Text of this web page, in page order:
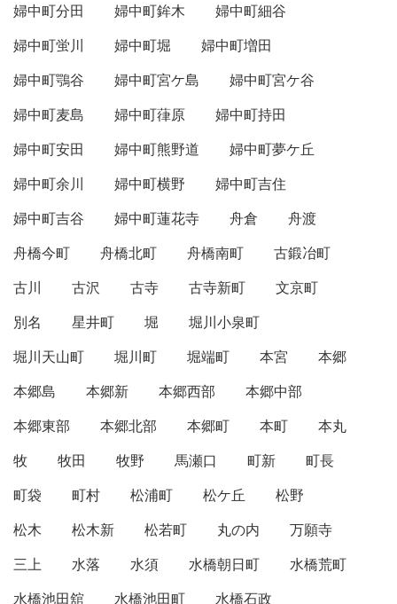
婦中町分田
婦中町鉾木
婦中町細谷
婦中町蛍川
婦中町堀
婦中町増田
婦中町鶚谷
婦中町宮ケ島
婦中町宮ケ谷
婦中町麦島
婦中町葎原
婦中町持田
婦中町安田
婦中町熊野道
婦中町夢ケ丘
婦中町余川
婦中町横野
婦中町吉住
婦中町吉谷
婦中町蓮花寺 舟倉
舟渡
舟橋今町
舟橋北町 舟橋南町
古鍛冶町
古川
古沢 古寺 古寺新町
文京町
別名
星井町 堀
堀川小泉町
堀川天山町
堀川町 堀端町 本宮
本郷
本郷島
本郷新 本郷西部
本郷中部
本郷東部
本郷北部 本郷町 本町
本丸
牧
牧田 牧野 馬瀬口 町新
町長
町袋
町村 松浦町 松ケ丘
松野
松木
松木新 松若町 丸の内
万願寺
三上
水落 水須 水橋朝日町
水橋荒町
水橋池田舘
水橋池田町
水橋石政